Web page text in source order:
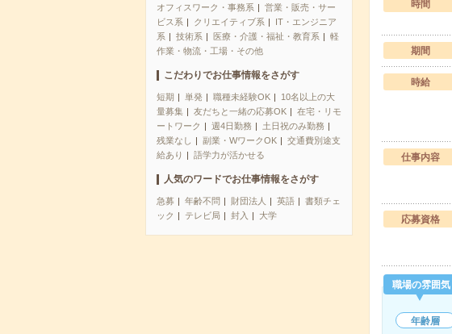
オフィスワーク・事務系
営業・販売・サー
ビス系
クリエイティブ系
IT・エンジニア
系
技術系 医療・介護・福祉・教育系
軽
作業・物流・工場・その他
こだわりでお仕事情報をさがす
短期 単発 職種未経験OK
10名以上の大
量募集
友だちと一緒の応募OK
在宅・リモ
ートワーク
週4日勤務
土日祝のみ勤務
残業なし
副業・WワークOK
交通費別途支
給あり
語学力が活かせる
人気のワードでお仕事情報をさがす
急募 年齢不問 財団法人 英語
書類チェ
ック
テレビ局 封入 大学
時間
期間
時給
仕事内容
応募資格
職場の雰囲気
年齢層